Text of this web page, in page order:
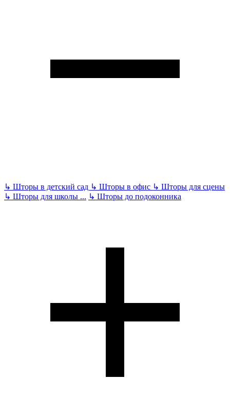
↳ Шторы в детский сад ↳ Шторы в офис ↳ Шторы для сцены
↳ Шторы для школы ... ↳ Шторы до подоконника